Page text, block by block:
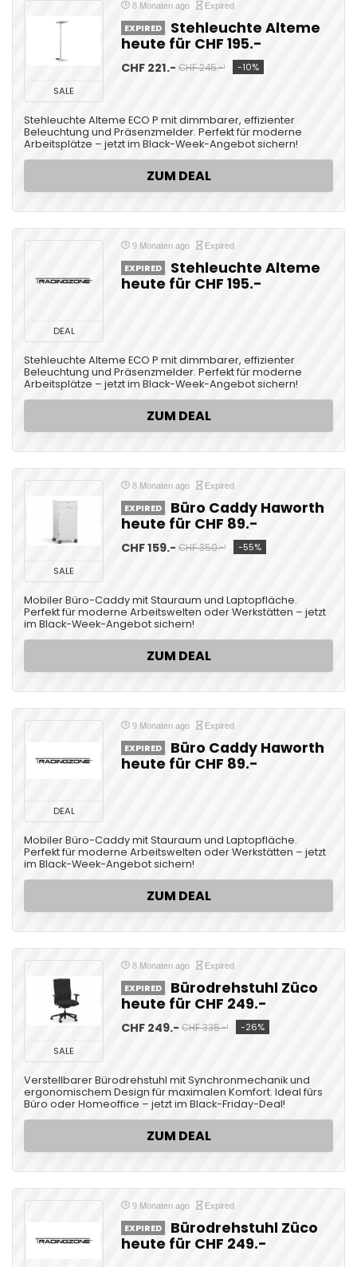
SALE
8 Monaten ago Expired
EXPIRED
Stehleuchte Alteme
heute für CHF 195.-
CHF 221.- CHF 245.-¹ -10%
Stehleuchte Alteme ECO P mit dimmbarer, effizienter
Beleuchtung und Präsenzmelder. Perfekt für moderne
Arbeitsplätze – jetzt im Black-Week-Angebot sichern!
ZUM DEAL
DEAL
9 Monaten ago Expired
EXPIRED
Stehleuchte Alteme
heute für CHF 195.-
Stehleuchte Alteme ECO P mit dimmbarer, effizienter
Beleuchtung und Präsenzmelder. Perfekt für moderne
Arbeitsplätze – jetzt im Black-Week-Angebot sichern!
ZUM DEAL
SALE
8 Monaten ago Expired
EXPIRED
Büro Caddy Haworth
heute für CHF 89.-
CHF 159.- CHF 350.-¹ -55%
Mobiler Büro-Caddy mit Stauraum und Laptopfläche.
Perfekt für moderne Arbeitswelten oder Werkstätten – jetzt
im Black-Week-Angebot sichern!
ZUM DEAL
DEAL
9 Monaten ago Expired
EXPIRED
Büro Caddy Haworth
heute für CHF 89.-
Mobiler Büro-Caddy mit Stauraum und Laptopfläche.
Perfekt für moderne Arbeitswelten oder Werkstätten – jetzt
im Black-Week-Angebot sichern!
ZUM DEAL
SALE
8 Monaten ago Expired
EXPIRED
Bürodrehstuhl Züco
heute für CHF 249.-
CHF 249.- CHF 335.-¹ -26%
Verstellbarer Bürodrehstuhl mit Synchronmechanik und
ergonomischem Design für maximalen Komfort. Ideal fürs
Büro oder Homeoffice – jetzt im Black-Friday-Deal!
ZUM DEAL
9 Monaten ago Expired
EXPIRED
Bürodrehstuhl Züco
heute für CHF 249.-